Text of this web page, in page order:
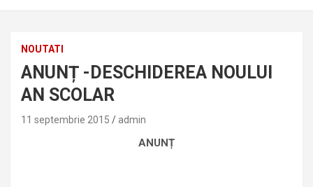
NOUTATI
ANUNȚ -DESCHIDEREA NOULUI
AN SCOLAR
11 septembrie 2015 admin
ANUNȚ